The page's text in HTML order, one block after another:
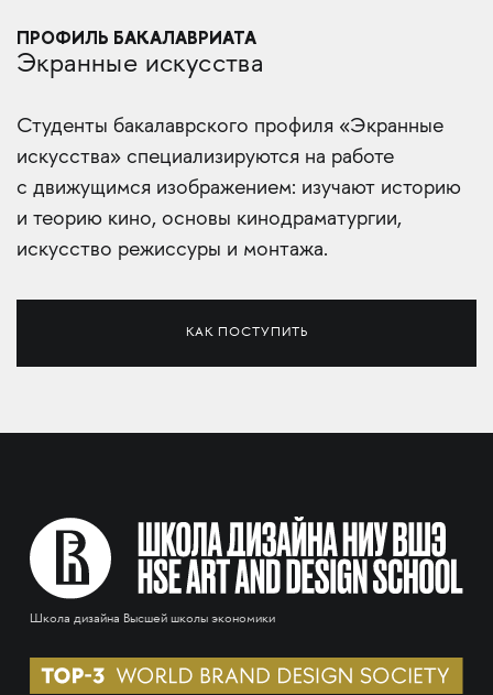
ПРОФИЛЬ БАКАЛАВРИАТА
Экранные искусства
Сту­денты бакалаврского профиля «Экранные
искусства» специализируются на работе
с движущимся изображением: изучают историю
и теорию кино, основы кинодраматургии,
искусство режиссуры и монтажа.
КАК ПОСТУПИТЬ
Школа дизайна Высшей школы экономики